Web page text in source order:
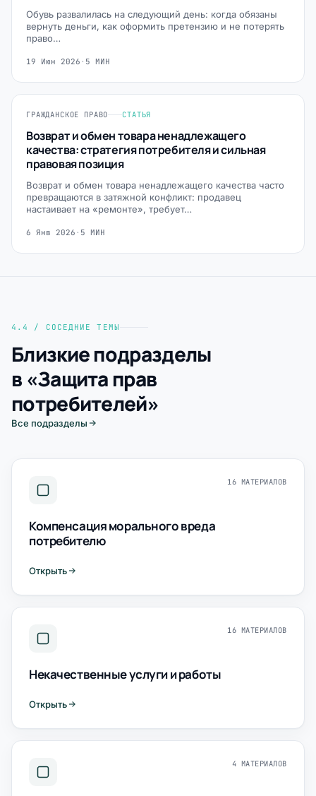
Обувь развалилась на следующий день: когда обязаны
вернуть деньги, как оформить претензию и не потерять
право…
19 Июн 2026 · 5 МИН
ГРАЖДАНСКОЕ ПРАВО СТАТЬЯ
Возврат и обмен товара ненадлежащего
качества: стратегия потребителя и сильная
правовая позиция
Возврат и обмен товара ненадлежащего качества часто
превращаются в затяжной конфликт: продавец
настаивает на «ремонте», требует…
6 Янв 2026 · 5 МИН
4.4 / СОСЕДНИЕ ТЕМЫ
Близкие подразделы
в «Защита прав
потребителей»
Все подразделы
16 МАТЕРИАЛОВ
Компенсация морального вреда
потребителю
Открыть
16 МАТЕРИАЛОВ
Некачественные услуги и работы
Открыть
4 МАТЕРИАЛОВ